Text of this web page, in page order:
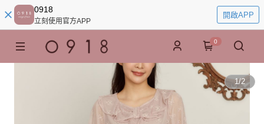
0918
立刻使用官方APP
開啟APP
0
1/2